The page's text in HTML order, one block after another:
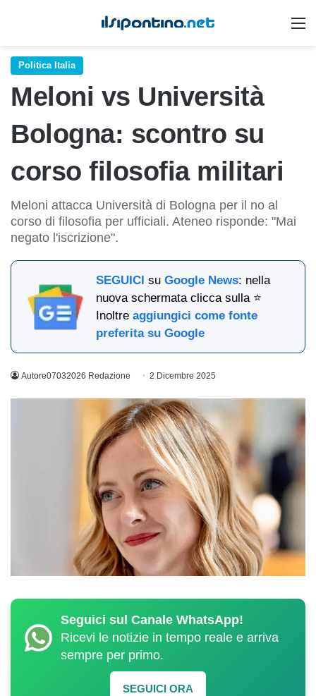
Politica Italia
Meloni vs Università
Bologna: scontro su
corso filosofia militari
Meloni attacca Università di Bologna per il no al
corso di filosofia per ufficiali. Ateneo risponde: "Mai
negato l'iscrizione".
SEGUICI suGoogle News: nella
nuova schermata clicca sulla ⭐
Inoltreaggiungici come fonte
preferita su Google
Autore07032026 Redazione 2 Dicembre 2025
Seguici sul Canale WhatsApp!
Ricevi le notizie in tempo reale e arriva
sempre per primo.
SEGUICI ORA